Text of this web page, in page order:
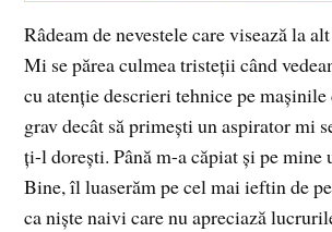
Râdeam de nevestele care visează la
Mi se părea culmea tristeții când
cu atenție descrieri tehnice pe
grav decât să primești un aspirator mi
ți-l dorești. Până m-a căpiat și pe mine
Bine, îl luaserăm pe cel mai ieftin de
ca niște naivi care nu apreciază